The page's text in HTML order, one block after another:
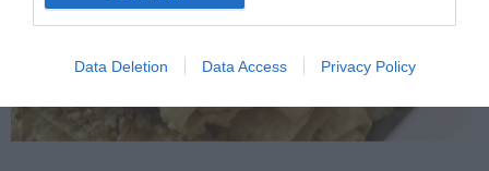
Data Deletion Data Access Privacy Policy